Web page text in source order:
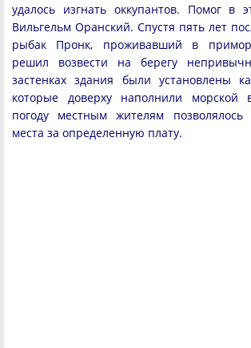
удалось изгнать оккупантов. Помог в
Вильгельм Оранский. Спустя пять лет
рыбак Пронк, проживавший в
решил возвести на берегу
застенках здания были установлены
которые доверху наполнили
погоду местным жителям позволялось
места за определенную плату.